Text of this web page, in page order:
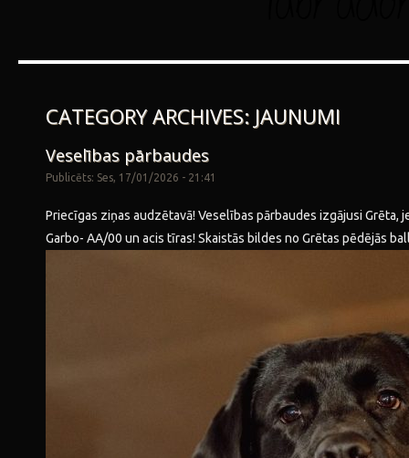
CATEGORY ARCHIVES: JAUNUMI
Veselības pārbaudes
Publicēts: Ses, 17/01/2026 - 21:41
Priecīgas ziņas audzētavā! Veselības pārbaudes izgājusi Grēta,
Garbo- AA/00 un acis tīras! Skaistās bildes no Grētas pēdējās